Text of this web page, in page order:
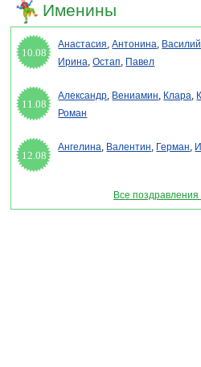
Именины
10.08
Анастасия,Антонина, Василий
Ирина,Остап, Павел
11.08
Александр, Вениамин, Клара,
Роман
12.08
Ангелина, Валентин, Герман,
Все